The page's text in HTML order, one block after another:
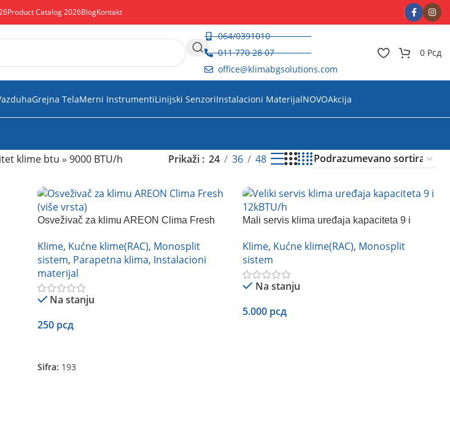
Product Catalog 2026BlogKontakt
064/0391010
011 770 28 07
office@klimabgsolutions.com
0 Рсд
Grejna TelaMerni InstrumentiLinijski SenzoriInstalacioni MaterijalNOVOAkcija
klime btu » 9000 BTU/h Prikaži 24 36 48
Osveživač za klimu AREON Clima Fresh
Klime, Kućne klime(RAC), Monosplit
sistem, Parapetna klima, Instalacioni
materijal
Na stanju
250 рсд
Šifra: 193
Mali servis klima uređaja kapaciteta 9 i
Klime, Kućne klime(RAC), Monosplit
sistem
Na stanju
5.000 рсд